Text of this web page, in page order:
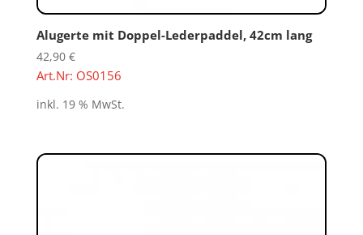
Alugerte mit Doppel-Lederpaddel, 42cm lang
42,90 €
Art.Nr: OS0156
inkl. 19 % MwSt.